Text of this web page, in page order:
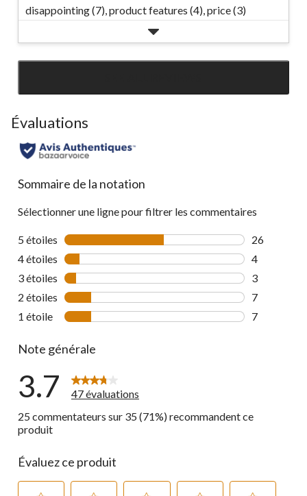
disappointing (7), product features (4), price (3)
Évaluations
Sommaire de la notation
Sélectionner une ligne pour filtrer les commentaires
5 étoiles étoiles
26
4 étoiles étoiles
4
3 étoiles étoiles
3
2 étoiles étoiles
7
1 étoile étoiles
7
Note générale
3.7
47 évaluations
25 commentateurs sur 35 (71%) recommandent ce
produit
Évaluez ce produit